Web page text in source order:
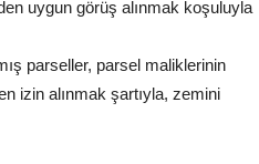
uygun görüş alınmak koşuluyla
parseller, parsel maliklerinin
izin alınmak şartıyla, zemini